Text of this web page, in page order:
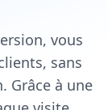
vous
sans
Grâce à une